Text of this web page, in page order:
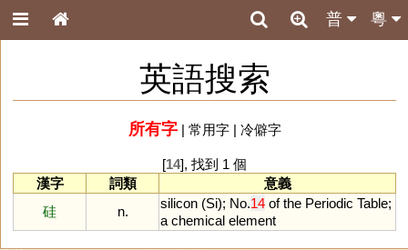
粵
普
英語搜索
所有字| 常用字| 冷僻字
[14], 找到 1 個
漢字
詞類
意義
硅
n.
silicon (Si); No.14 of the Periodic Table;
a chemical element